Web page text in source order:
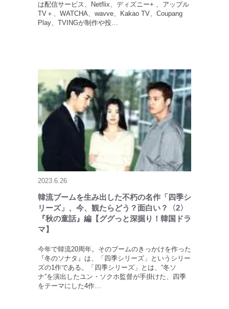
は配信サービス、Netflix、ディズニー+ 、アップル
TV＋、WATCHA、wavve、Kakao TV、Coupang
Play、TVINGが制作や投…
2023.6.26
韓流ブームを生み出した不朽の名作「四季シ
リーズ」、今、観たらどう？面白い？〈2〉
『秋の童話』編【ググっと深掘り！韓国ドラ
マ】
今年で韓流20周年。そのブームのきっかけを作った
『冬のソナタ』は、「四季シリーズ」というシリー
ズの1作である。「四季シリーズ」とは、“冬ソ
ナ”を演出したユン・ソクホ監督が手掛けた、四季
をテーマにした4作…